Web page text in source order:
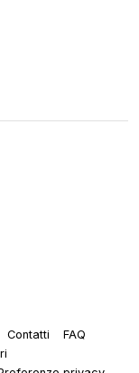
Contatti
FAQ